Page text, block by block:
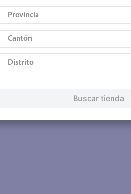
Provincia
Cantón
Distrito
Buscar tienda